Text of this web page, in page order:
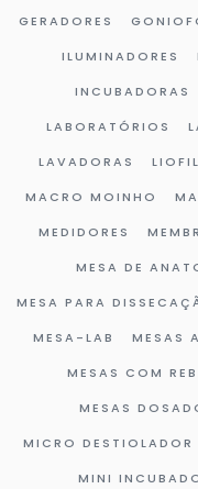
GERADORES
ILUMINADORES
INCUBADORAS
LABORATÓRIOS
LAVADORAS
MACRO MOINHO
MEDIDORES
MESA DE
MESA PARA
MESA-LAB MESAS
MESAS COM
MESAS
MICRO DESTIOLADOR
MINI